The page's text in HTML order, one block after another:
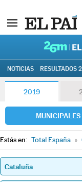
NOTICIAS RESULTADOS
2019
MUNICIPALES
Estás en: Total España »